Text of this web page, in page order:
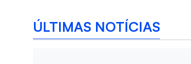
ÚLTIMAS NOTÍCIAS